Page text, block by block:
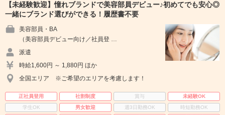
【未経験歓迎】憧れブランドで美容部員デビュー♪初めてでも安心◎
一緒にブランド選びができる！履歴書不要
美容部員・BA
（美容部員デビュー向け／社員登 …
派遣
時給1,600円 ～ 1,880円 ほか
全国エリア ※ご希望のエリアを考慮します！
正社員登用 社割制度 賞与
未経験OK
学生OK
男女歓迎 週3日勤務OK
時短勤務OK